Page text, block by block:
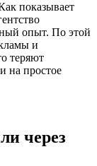
показывает
опыт. По этой
и
теряют
на простое
через